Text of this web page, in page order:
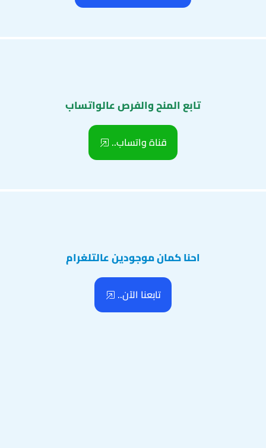
تابع المنح والفرص عالواتساب
قناة واتساب..
احنا كمان موجودين عالتلغرام
تابعنا الآن..